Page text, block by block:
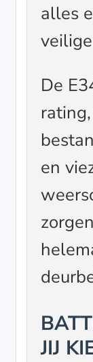
alles
De
en
JIJ